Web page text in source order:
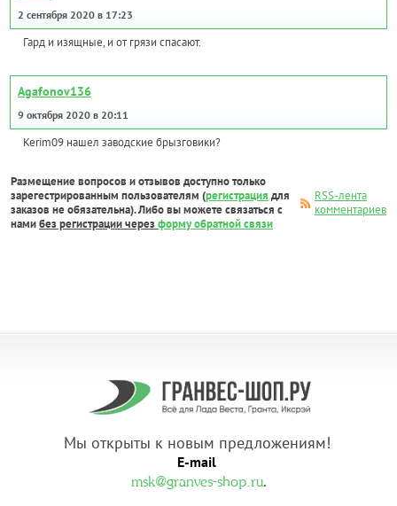
2 сентября 2020 в 17:23
Гард и изящные, и от грязи спасают.
Agafonov136
9 октября 2020 в 20:11
Kerim09 нашел заводские брызговики?
Размещение вопросов и отзывов доступно только
зарегестрированным пользователям (регистрация для
заказов не обязательна). Либо вы можете связаться с
намибез регистрации через форму обратной связи
RSS-лента
комментариев
Мы открыты к новым предложениям!
E-mail
msk@granves-shop.ru.